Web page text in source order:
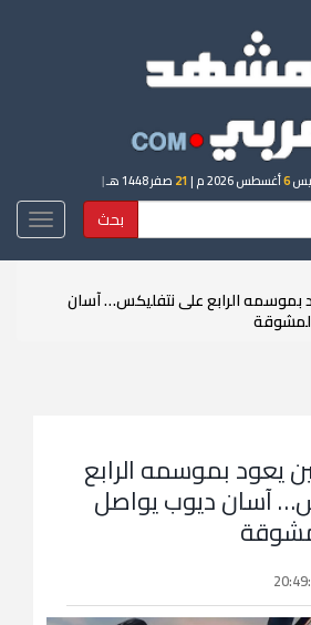
6أغسطس 2026 م | 21 صفر 1448 هـ |
بحث
الرابع على نتفليكس… آسان
يعود بموسمه الرابع
آسان ديوب يواصل